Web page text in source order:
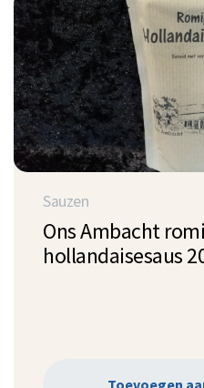
Sauzen
Ons Ambacht
hollandaisesaus
Toevoegen